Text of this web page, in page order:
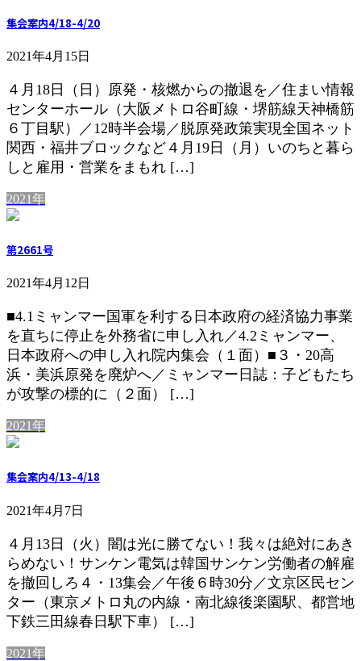
集会案内4/18-4/20
2021年4月15日
４月18日（日）原発・核燃からの撤退を／住まい情報
センターホール（大阪メトロ谷町線・堺筋線天神橋筋
６丁目駅）／12時半会場／脱原発政策実現全国ネット
関西・福井ブロックなど４月19日（月）いのちと暮ら
しと雇用・営業をまもれ […]
2021年
第2661号
2021年4月12日
■4.1ミャンマー国軍を利する日本政府の経済協力事業
を直ちに停止を外務省に申し入れ／4.2ミャンマー、
日本政府への申し入れ院内集会（１面）■３・20高
浜・美浜原発を廃炉へ／ミャンマー日誌：子どもたち
が攻撃の標的に（２面） […]
2021年
集会案内4/13-4/18
2021年4月7日
４月13日（火）闇は光に勝てない！我々は絶対にあき
らめない！サンケン電気は韓国サンケン労働者の解雇
を撤回しろ４・13集会／午後６時30分／文京区民セン
ター（東京メトロ丸の内線・南北線後楽園駅、都営地
下鉄三田線春日駅下車） […]
2021年